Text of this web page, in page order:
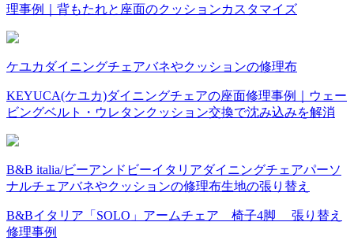
理事例｜背もたれと座面のクッションカスタマイズ
ケユカ ダイニングチェアバネやクッションの修理布
KEYUCA(ケユカ)ダイニングチェアの座面修理事例｜ウェー
ビングベルト・ウレタンクッション交換で沈み込みを解消
B&B italia/ビーアンドビーイタリアダイニングチェアパーソ
ナルチェアバネやクッションの修理布生地の張り替え
B&Bイタリア「SOLO」アームチェア 椅子4脚 張り替え
修理事例